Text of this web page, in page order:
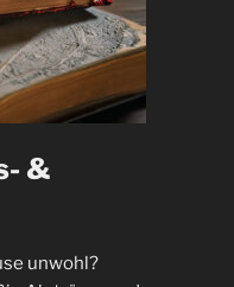
&
unwohl?